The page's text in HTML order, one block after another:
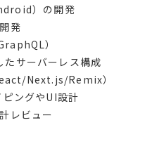
）の開発
発
）
サーバーレス構成
Next.js/Remix）
ピングやUI設計
レビュー